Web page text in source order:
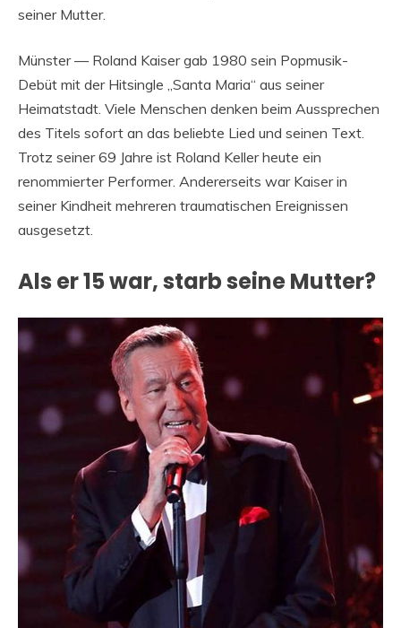
seiner Mutter.
Münster — Roland Kaiser gab 1980 sein Popmusik-
Debüt mit der Hitsingle „Santa Maria“ aus seiner
Heimatstadt. Viele Menschen denken beim Aussprechen
des Titels sofort an das beliebte Lied und seinen Text.
Trotz seiner 69 Jahre ist Roland Keller heute ein
renommierter Performer. Andererseits war Kaiser in
seiner Kindheit mehreren traumatischen Ereignissen
ausgesetzt.
Als er 15 war, starb seine Mutter?